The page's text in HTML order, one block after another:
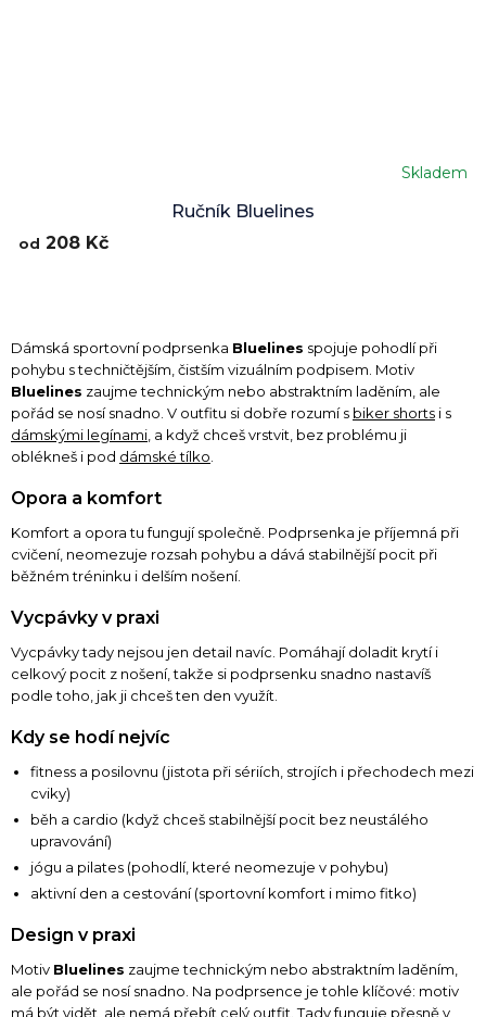
Ručník Bluelines
Skladem
od 208 Kč
Dámská sportovní podprsenka Bluelines spojuje pohodlí při
pohybu s techničtějším, čistším vizuálním podpisem. Motiv
Bluelines zaujme technickým nebo abstraktním laděním, ale
pořád se nosí snadno. V outfitu si dobře rozumí s biker shorts i s
dámskými legínami, a když chceš vrstvit, bez problému ji
oblékneš i pod dámské tílko.
Opora a komfort
Komfort a opora tu fungují společně. Podprsenka je příjemná při
cvičení, neomezuje rozsah pohybu a dává stabilnější pocit při
běžném tréninku i delším nošení.
Vycpávky v praxi
Vycpávky tady nejsou jen detail navíc. Pomáhají doladit krytí i
celkový pocit z nošení, takže si podprsenku snadno nastavíš
podle toho, jak ji chceš ten den využít.
Kdy se hodí nejvíc
fitness a posilovnu (jistota při sériích, strojích i přechodech mezi
cviky)
běh a cardio (když chceš stabilnější pocit bez neustálého
upravování)
jógu a pilates (pohodlí, které neomezuje v pohybu)
aktivní den a cestování (sportovní komfort i mimo fitko)
Design v praxi
Motiv Bluelines zaujme technickým nebo abstraktním laděním,
ale pořád se nosí snadno. Na podprsence je tohle klíčové: motiv
má být vidět, ale nemá přebít celý outfit. Tady funguje přesně v